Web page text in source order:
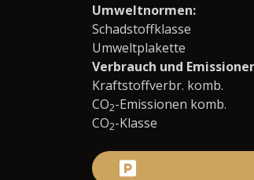
Umweltnormen:
Schadstoffklasse
Umweltplakette
Verbrauch und
Kraftstoffverbr. komb.
CO2-Emissionen komb.
CO2-Klasse